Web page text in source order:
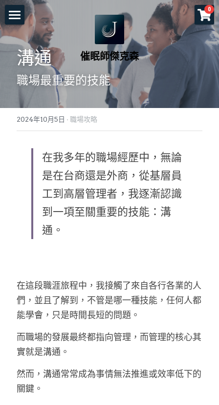
催眠師傑克森
0
首頁
關於老師
一對一服務
命運重塑計畫
催眠服務
塔羅示現
預約各項服務
一日工作坊
自我催眠工作坊
元辰宮工作坊
解夢與清醒夢工作坊
工作坊報名
催眠師培訓課程
真知催眠(TKH)
催眠師進修班
證照班報名
免費講座
認識催眠
一個小時理解催眠
各式文章
好評回饋
官方LINE
溝通
職場最重要的技能
2024年10月5日 · 職場攻略
在我多年的職場經歷中，無論
是在台商還是外商，從基層員
工到高層管理者，我逐漸認識
到一項至關重要的技能：溝
通。
在這段職涯旅程中，我接觸了來自各行各業的人
們，並且了解到，不管是哪一種技能，任何人都
能學會，只是時間長短的問題。
而職場的發展最終都指向管理，而管理的核心其
實就是溝通。
然而，溝通常常成為事情無法推進或效率低下的
關鍵。
×
商品分類
所有商品分類